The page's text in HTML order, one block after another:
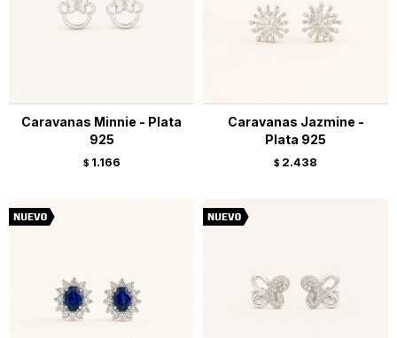
Caravanas Minnie - Plata
925
$ 1.166
Caravanas Jazmine -
Plata 925
$ 2.438